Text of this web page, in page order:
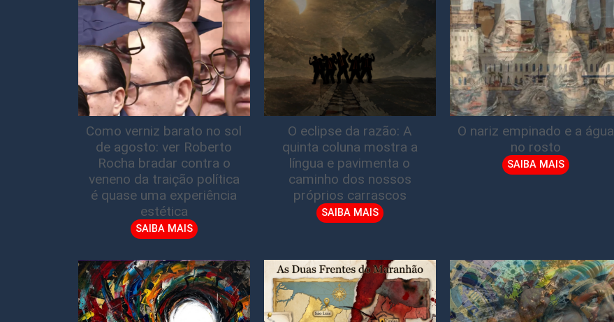
Como verniz barato no sol
de agosto: ver Roberto
Rocha bradar contra o
veneno da traição política
é quase uma experiência
estética
SAIBA MAIS
O eclipse da razão: A
quinta coluna mostra a
língua e pavimenta o
caminho dos nossos
próprios carrascos
SAIBA MAIS
O nariz empinado e a água
no rosto
SAIBA MAIS